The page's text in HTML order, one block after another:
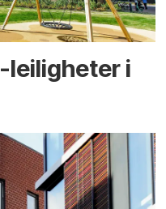
leiligheter i